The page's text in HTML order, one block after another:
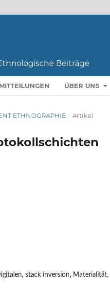
MITTEILUNGEN ÜBER UNS
ETHNOGRAPHIE / Artikel
stack inversion, Materialität,